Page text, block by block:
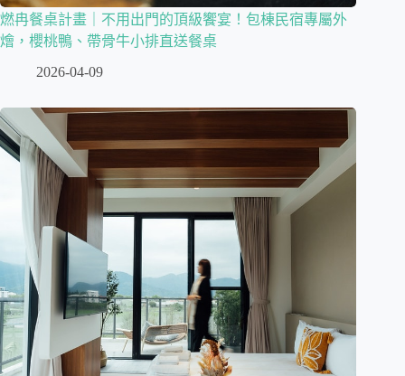
燃冉餐桌計畫｜不用出門的頂級饗宴！包棟民宿專屬外
燴，櫻桃鴨、帶骨牛小排直送餐桌
2026-04-09